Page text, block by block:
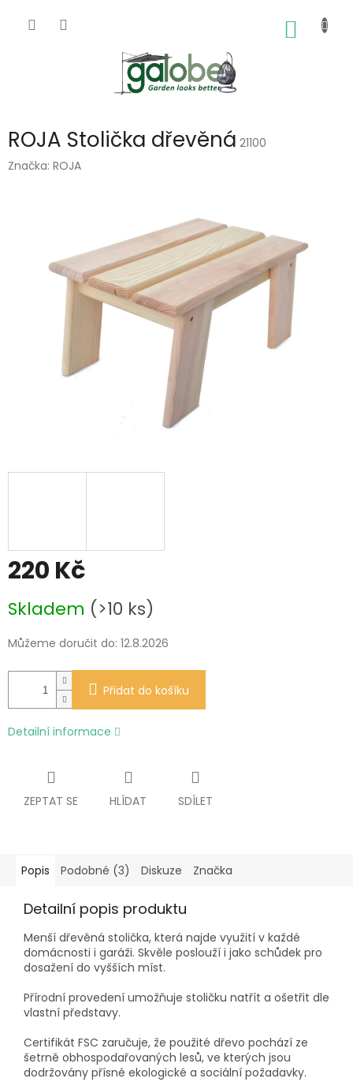
ROJA Stolička dřevěná 21100
Značka: ROJA
220 Kč
cena:
Skladem (>10 ks)
Můžeme doručit do: 12.8.2026
Přidat do košíku
Detailní informace
ZEPTAT SE HLÍDAT SDÍLET
Popis Podobné (3) Diskuze Značka
Detailní popis produktu
Menší dřevěná stolička, která najde využití v každé
domácnosti i garáži. Skvěle poslouží i jako schůdek pro
dosažení do vyšších míst.
Přírodní provedení umožňuje stoličku natřít a ošetřit dle
vlastní představy.
Certifikát FSC zaručuje, že použité dřevo pochází ze
šetrně obhospodařovaných lesů, ve kterých jsou
dodržovány přísné ekologické a sociální požadavky.